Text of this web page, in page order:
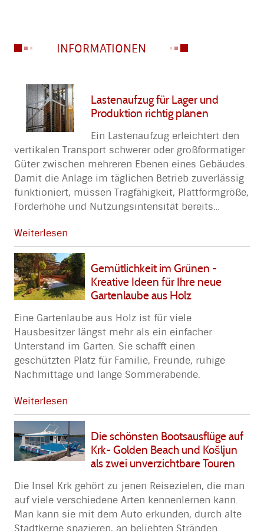
INFORMATIONEN
Lastenaufzug für Lager und
Produktion richtig planen
Ein Lastenaufzug erleichtert den
vertikalen Transport schwerer oder großformatiger
Güter zwischen mehreren Ebenen eines Gebäudes.
Damit die Anlage im täglichen Betrieb zuverlässig
funktioniert, müssen Tragfähigkeit, Plattformgröße,
Förderhöhe und Nutzungsintensität bereits…
Weiterlesen
Gemütlichkeit im Grünen -
Kreative Ideen für Ihre neue
Gartenlaube aus Holz
Eine Gartenlaube aus Holz ist für viele
Hausbesitzer längst mehr als ein einfacher
Unterstand im Garten. Sie schafft einen
geschützten Platz für Familie, Freunde, ruhige
Nachmittage und lange Sommerabende.
Weiterlesen
Die schönsten Bootsausflüge auf
Krk- Golden Beach und Košljun
als zwei unverzichtbare Touren
Die Insel Krk gehört zu jenen Reisezielen, die man
auf viele verschiedene Arten kennenlernen kann.
Man kann sie mit dem Auto erkunden, durch alte
Stadtkerne spazieren, an beliebten Stränden